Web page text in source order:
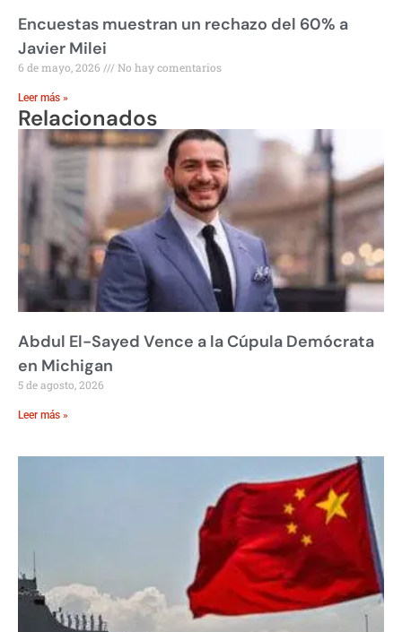
Encuestas muestran un rechazo del 60% a
Javier Milei
6 de mayo, 2026 No hay comentarios
Leer más »
Relacionados
Abdul El-Sayed Vence a la Cúpula Demócrata
en Michigan
5 de agosto, 2026
Leer más »